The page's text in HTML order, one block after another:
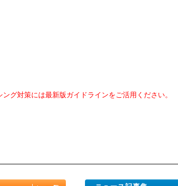
グ対策には最新版ガイドラインをご活用ください。